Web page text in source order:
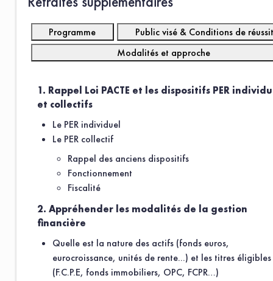
Programme
Public visé & Conditions de
Modalités et approche
1. Rappel Loi PACTE et les dispositifs PER
et collectifs
Le PER individuel
Le PER collectif
Rappel des anciens dispositifs
Fonctionnement
Fiscalité
2. Appréhender les modalités de la gestion
financière
Quelle est la nature des actifs (fonds euros,
eurocroissance, unités de rente...) et les titres éligibles
(F.C.P.E, fonds immobiliers, OPC, FCPR…)
Votre demande de
devis
Mr
Nom *
Prénom*
Fonction
Société*